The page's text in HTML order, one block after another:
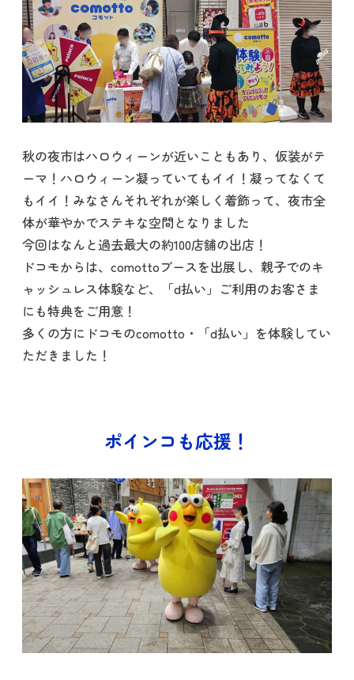
秋の夜市はハロウィーンが近いこともあり、仮装がテ
ーマ！ハロウィーン凝っていてもイイ！凝ってなくて
もイイ！みなさんそれぞれが楽しく着飾って、夜市全
体が華やかでステキな空間となりました
今回はなんと過去最大の約100店舗の出店！
ドコモからは、comottoブースを出展し、親子でのキ
ャッシュレス体験など、「d払い」ご利用のお客さま
にも特典をご用意！
多くの方にドコモのcomotto・「d払い」を体験してい
ただきました！
ポインコも応援！